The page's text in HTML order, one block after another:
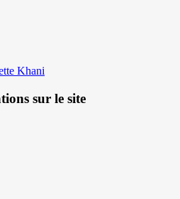
Khani
sur le site